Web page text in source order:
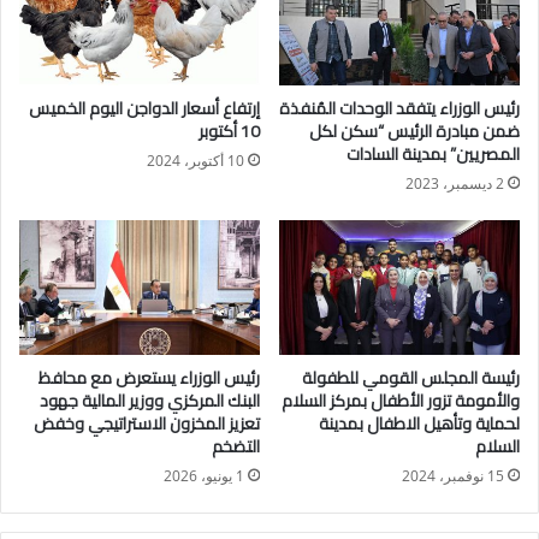
احتياجات الدولة من الغاز الطبيعي المسال المستورد وضمان
استقرار الإمدادات، خاصة في أوقات الأزمات.
كما أعلن المهندس سيد سليم، العضو المنتدب التنفيذي للشركة، عن
خطة العام المالي 2026/2027 التي تتضمن:
حفر 17 بئرًا استكشافية جديدة، وتنفيذ المرحلة الأولى من مشروع
المسح السيزمي بشرق المتوسط.
تنفيذ 6 مشروعات جديدة في تنمية الحقول، واستكمال 3 مشروعات
قائمة، ووضع 51 بئرًا على خريطة الإنتاج خلال العام المالي
2026/2027.
توصيل الغاز الطبيعي إلى 800 ألف وحدة سكنية، ضمن جهود توصيل
رئيس الوزراء يتفقد الوحدات المُنفذة
ضمن مبادرة الرئيس “سكن لكل
المصريين” بمدينة السادات
2 ديسمبر، 2023
إرتفاع أسعار الدواجن اليوم الخميس
10 أكتوبر
10 أكتوبر، 2024
رئيسة المجلس القومي للطفولة
والأمومة تزور الأطفال بمركز السلام
لحماية وتأهيل الاطفال بمدينة
السلام
15 نوفمبر، 2024
رئيس الوزراء يستعرض مع محافظ
البنك المركزي ووزير المالية جهود
تعزيز المخزون الاستراتيجي وخفض
التضخم
1 يونيو، 2026